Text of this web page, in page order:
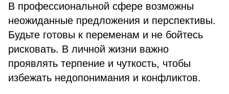
В профессиональной сфере возможны
неожиданные предложения и перспективы.
Будьте готовы к переменам и не бойтесь
рисковать. В личной жизни важно
проявлять терпение и чуткость, чтобы
избежать недопонимания и конфликтов.